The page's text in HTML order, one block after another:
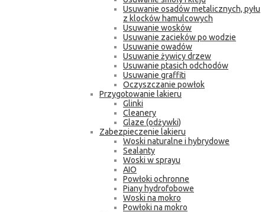
Usuwanie osadów metalicznych, pyłu
z klocków hamulcowych
Usuwanie wosków
Usuwanie zacieków po wodzie
Usuwanie owadów
Usuwanie żywicy drzew
Usuwanie ptasich odchodów
Usuwanie graffiti
Oczyszczanie powłok
Przygotowanie lakieru
Glinki
Cleanery
Glaze (odżywki)
Zabezpieczenie lakieru
Woski naturalne i hybrydowe
Sealanty
Woski w sprayu
AIO
Powłoki ochronne
Piany hydrofobowe
Woski na mokro
Powłoki na mokro